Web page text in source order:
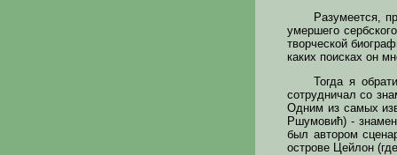
Разумеется,
умершего
творческой
каких поисках он
Тогда я
сотрудничал со
Одним из самых
Ршумовић) -
был автором
острове Цейлон